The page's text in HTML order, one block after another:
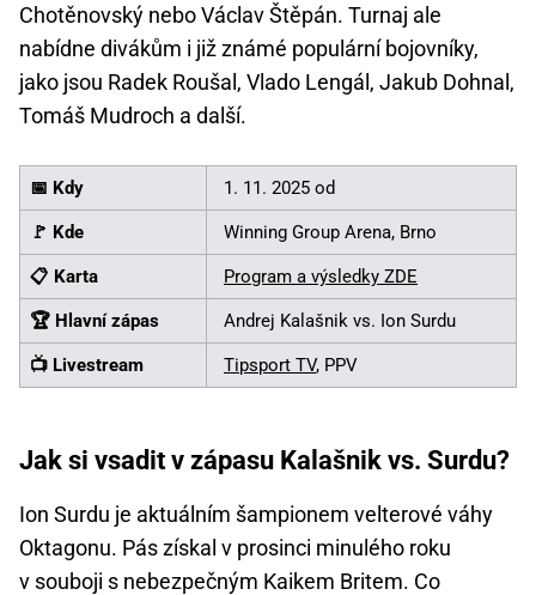
Chotěnovský nebo Václav Štěpán. Turnaj ale
nabídne divákům i již známé populární bojovníky,
jako jsou Radek Roušal, Vlado Lengál, Jakub Dohnal,
Tomáš Mudroch a další.
📅 Kdy 1. 11. 2025 od
🚩 Kde Winning Group Arena, Brno
📋 Karta Program a výsledky ZDE
🏆 Hlavní zápas Andrej Kalašnik vs. Ion Surdu
📺 Livestream Tipsport TV, PPV
Jak si vsadit v zápasu Kalašnik vs. Surdu?
Ion Surdu je aktuálním šampionem velterové váhy
Oktagonu. Pás získal v prosinci minulého roku
v souboji s nebezpečným Kaikem Britem. Co